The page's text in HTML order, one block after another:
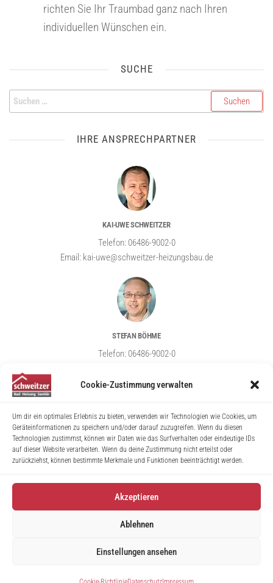
Cookie-Zustimmung verwalten
Um dir ein optimales Erlebnis zu bieten, verwenden wir Technologien wie Cookies, um
Geräteinformationen zu speichern und/oder darauf zuzugreifen. Wenn du diesen
Technologien zustimmst, können wir Daten wie das Surfverhalten oder eindeutige IDs
auf dieser Website verarbeiten. Wenn du deine Zustimmung nicht erteilst oder
zurückziehst, können bestimmte Merkmale und Funktionen beeinträchtigt werden.
Akzeptieren
Ablehnen
Einstellungen ansehen
richten Sie Ihr Traumbad ganz nach Ihren
individuellen Wünschen ein.
SUCHE
IHRE ANSPRECHPARTNER
KAI-UWE SCHWEITZER
Telefon: 06486-9002-0
Email: kai-uwe@schweitzer-heizungsbau.de
STEFAN BÖHME
Telefon: 06486-9002-0
ÜBER UNS
Beratung und Planung